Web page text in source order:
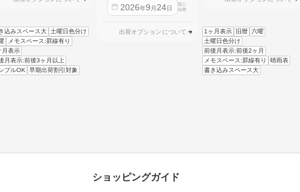
込みスペース大
土曜日色分け
メモスペース:罫線有り
月表示
月表示:前後3ヶ月以上
プルOK
早期出荷割引対象
2026年9 月 24日
迄に
出荷
出荷オプションについて 1ヶ月表示 旧暦 六曜
土曜日色分け
前後月表示:前後2ヶ月
メモスペース:罫線有り
晴雨表
書き込みスペース大
ショッピングガイド